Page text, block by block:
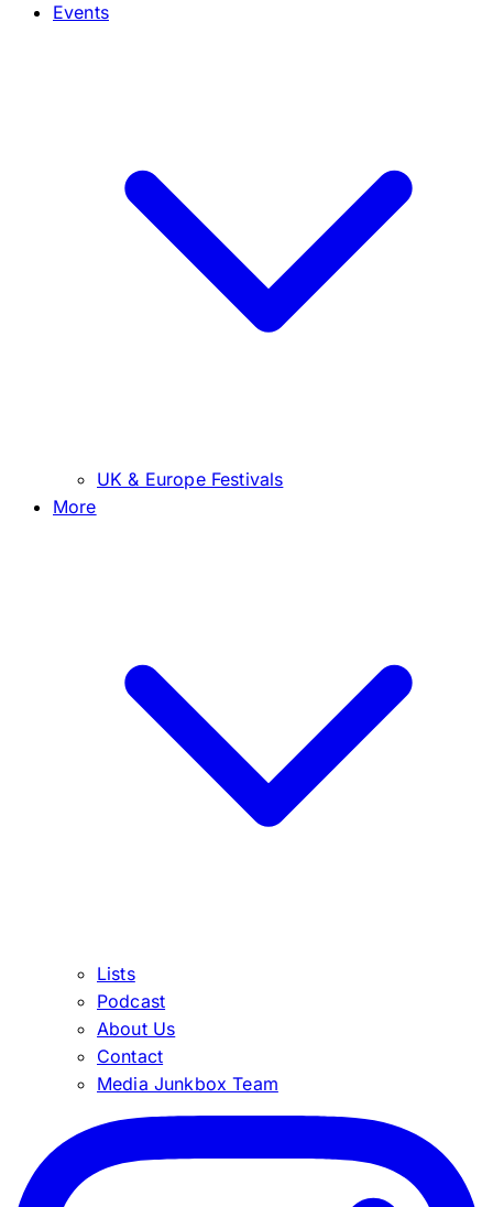
Events
UK & Europe Festivals
More
Lists
Podcast
About Us
Contact
Media Junkbox Team